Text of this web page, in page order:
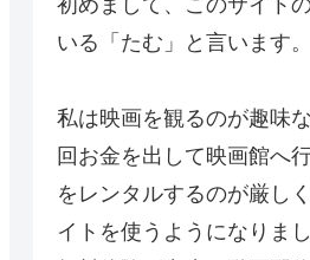
いる「たむ」と言います。
私は映画を観るのが趣味
回お金を出して映画館へ
をレンタルするのが厳し
イトを使うようになりまし